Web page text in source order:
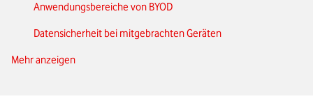
Anwendungsbereiche von BYOD
Datensicherheit bei mitgebrachten Geräten
Vorteile des „Bring Your Own Device“Ansatzes
Mehr anzeigen